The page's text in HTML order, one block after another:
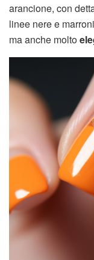
arancione, con
linee nere e
ma anche molto